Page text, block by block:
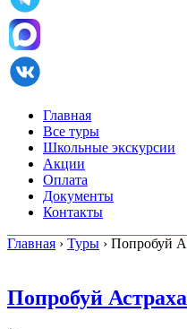
Главная
Все туры
Школьные экскурсии
Акции
Оплата
Документы
Контакты
Главная › Туры › Попробуй
Попробуй